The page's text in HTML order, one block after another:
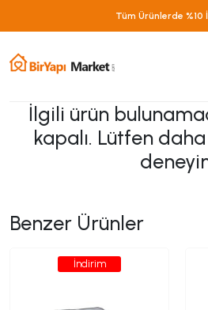
Tüm Ürünlerde %10
İlgili ürün
kapalı. Lütfen
Benzer Ürünler
İndirim